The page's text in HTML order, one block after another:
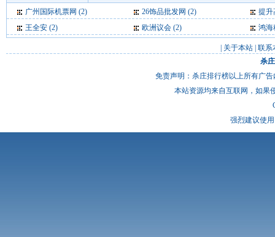
广州国际机票网 (2) 26饰品批发网 (2)
提升
王全安 (2) 欧洲议会 (2) 鸿海
关于本站 联系
杀
免责声明：杀庄排行榜以上所有广
本站资源均来自互联网，如果
强烈建议使